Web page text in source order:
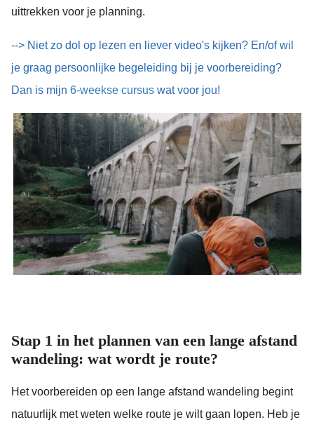
uittrekken voor je planning.
--> Niet zo dol op lezen en liever video's kijken? En/of wil
je graag persoonlijke begeleiding bij je voorbereiding?
Dan is mijn 6-weekse cursus wat voor jou!
Stap 1 in het plannen van een lange afstand
wandeling: wat wordt je route?
Het voorbereiden op een lange afstand wandeling begint
natuurlijk met weten welke route je wilt gaan lopen. Heb je